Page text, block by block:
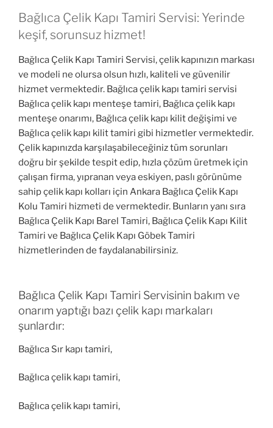
Bağlıca Çelik Kapı Tamiri Servisi: Yerinde
keşif, sorunsuz hizmet!
Bağlıca Çelik Kapı Tamiri Servisi, çelik kapınızın markası
ve modeli ne olursa olsun hızlı, kaliteli ve güvenilir
hizmet vermektedir. Bağlıca çelik kapı tamiri servisi
Bağlıca çelik kapı menteşe tamiri, Bağlıca çelik kapı
menteşe onarımı, Bağlıca çelik kapı kilit değişimi ve
Bağlıca çelik kapı kilit tamiri gibi hizmetler vermektedir.
Çelik kapınızda karşılaşabileceğiniz tüm sorunları
doğru bir şekilde tespit edip, hızla çözüm üretmek için
çalışan firma, yıpranan veya eskiyen, paslı görünüme
sahip çelik kapı kolları için Ankara Bağlıca Çelik Kapı
Kolu Tamiri hizmeti de vermektedir. Bunların yanı sıra
Bağlıca Çelik Kapı Barel Tamiri, Bağlıca Çelik Kapı Kilit
Tamiri ve Bağlıca Çelik Kapı Göbek Tamiri
hizmetlerinden de faydalanabilirsiniz.
Bağlıca Çelik Kapı Tamiri Servisinin bakım ve
onarım yaptığı bazı çelik kapı markaları
şunlardır:
Bağlıca Sır kapı tamiri,
Bağlıca çelik kapı tamiri,
Bağlıca çelik kapı tamiri,